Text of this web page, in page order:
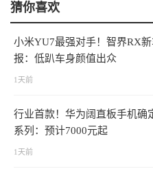
猜你喜欢
小米YU7最强对手！智界RX新
报：低趴车身颜值出众
1天前
行业首款！华为阔直板手机确
系列：预计7000元起
1天前